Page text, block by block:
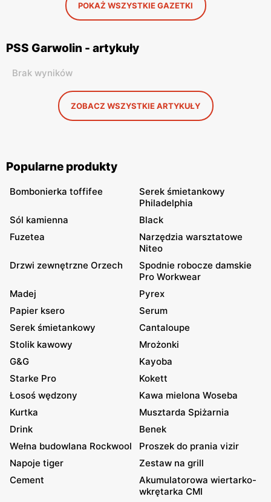
POKAŻ WSZYSTKIE GAZETKI
PSS Garwolin - artykuły
Brak wyników
ZOBACZ WSZYSTKIE ARTYKUŁY
Popularne produkty
Bombonierka toffifee
Serek śmietankowy
Philadelphia
Sól kamienna
Black
Fuzetea
Narzędzia warsztatowe
Niteo
Drzwi zewnętrzne Orzech
Spodnie robocze damskie
Pro Workwear
Madej
Pyrex
Papier ksero
Serum
Serek śmietankowy
Cantaloupe
Stolik kawowy
Mrożonki
G&G
Kayoba
Starke Pro
Kokett
Łosoś wędzony
Kawa mielona Woseba
Kurtka
Musztarda Spiżarnia
Drink
Benek
Wełna budowlana Rockwool
Proszek do prania vizir
Napoje tiger
Zestaw na grill
Cement
Akumulatorowa wiertarko-
wkrętarka CMI